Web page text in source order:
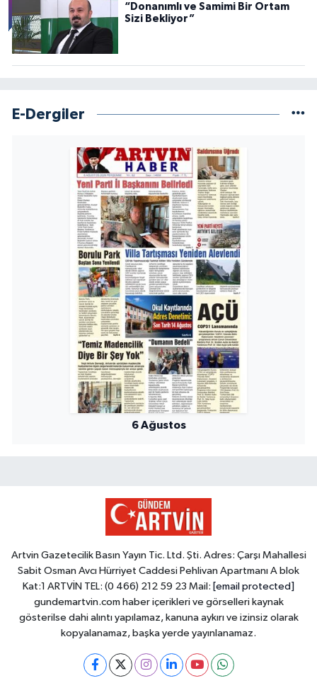
“Donanımlı ve Samimi Bir Ortam
Sizi Bekliyor”
E-Dergiler
6 Ağustos
Artvin Gazetecilik Basın Yayın Tic. Ltd. Şti. Adres: Çarşı Mahallesi
Sabit Osman Avcı Hürriyet Caddesi Pehlivan Apartmanı A blok
Kat:1 ARTVİN TEL: (0 466) 212 59 23 Mail: [email protected]
gundemartvin.com haber içerikleri ve görselleri kaynak
gösterilse dahi alıntı yapılamaz, kanuna aykırı ve izinsiz olarak
kopyalanamaz, başka yerde yayınlanamaz.